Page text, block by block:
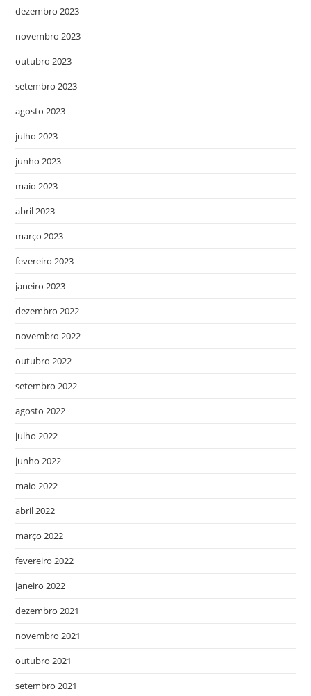
dezembro 2023
novembro 2023
outubro 2023
setembro 2023
agosto 2023
julho 2023
junho 2023
maio 2023
abril 2023
março 2023
fevereiro 2023
janeiro 2023
dezembro 2022
novembro 2022
outubro 2022
setembro 2022
agosto 2022
julho 2022
junho 2022
maio 2022
abril 2022
março 2022
fevereiro 2022
janeiro 2022
dezembro 2021
novembro 2021
outubro 2021
setembro 2021